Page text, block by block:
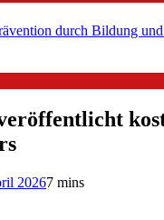
durch Bildung
20267 mins